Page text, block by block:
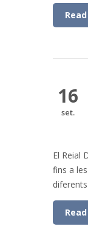
16
set.
El Reial
fins a